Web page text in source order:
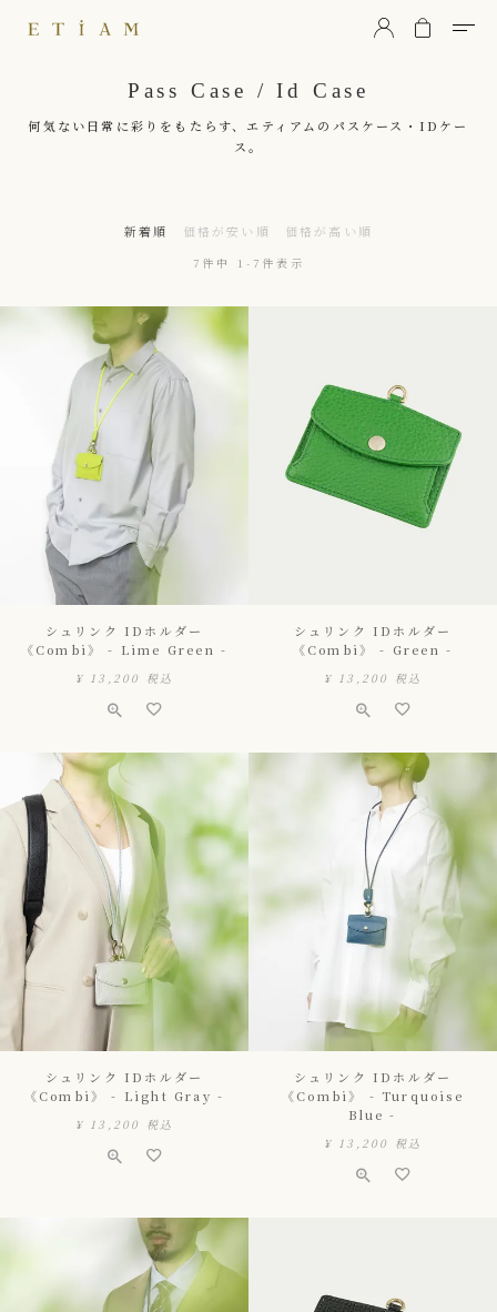
Pass Case / Id Case
何気ない日常に彩りをもたらす、エティアムのパスケース・IDケー
ス。
新着順 価格が安い順 価格が高い順
7 件中 1 - 7 件表示
シュリンク IDホルダー
《Combi》 - Lime Green -
¥ 13,200 税込
シュリンク IDホルダー
《Combi》 - Green -
¥ 13,200 税込
シュリンク IDホルダー
《Combi》 - Light Gray -
¥ 13,200 税込
シュリンク IDホルダー
《Combi》 - Turquoise
Blue -
¥ 13,200 税込